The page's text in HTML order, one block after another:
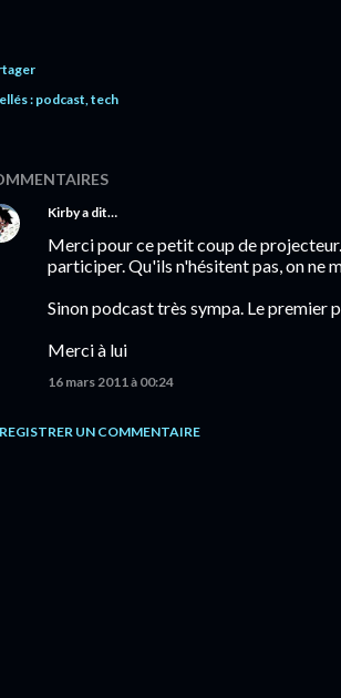
: podcast tech
Kirbya dit…
Merci pour ce petit coup de
participer. Qu'ils n'hésitent pas, on ne
Sinon podcast très sympa. Le premier
Merci à lui
16 mars 2011 à 00:24
UN COMMENTAIRE